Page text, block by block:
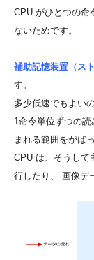
CPU がひとつの命
ないためです。
補助記憶装置（ス
す。
多少低速でもよい
1命令単位ずつの
まれる範囲をがば
CPU は、そうして
行したり、 画像デ